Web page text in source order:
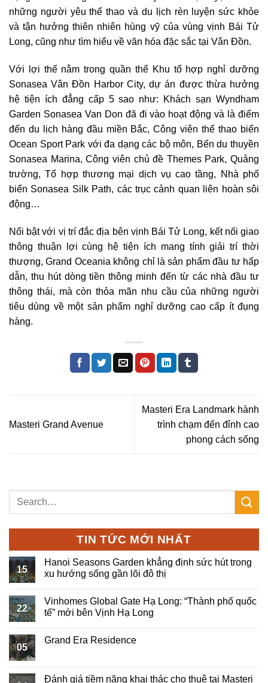
những người yêu thể thao và du lịch rèn luyện sức khỏe
và tận hưởng thiên nhiên hùng vỹ của vùng vịnh Bái Tử
Long, cũng như tìm hiểu về văn hóa đặc sắc tại Vân Đồn.
Với lợi thế nằm trong quần thể Khu tổ hợp nghỉ dưỡng
Sonasea Vân Đồn Harbor City, dự án được thừa hưởng
hệ tiện ích đẳng cấp 5 sao như: Khách sạn Wyndham
Garden Sonasea Van Don đã đi vào hoạt động và là điểm
đến du lịch hàng đầu miền Bắc, Công viên thể thao biển
Ocean Sport Park với đa dạng các bộ môn, Bến du thuyền
Sonasea Marina, Công viên chủ đề Themes Park, Quảng
trường, Tổ hợp thương mại dịch vụ cao tầng, Nhà phố
biển Sonasea Silk Path, các trục cảnh quan liên hoàn sôi
động…
Nổi bật với vị trí đắc địa bên vịnh Bái Tử Long, kết nối giao
thông thuận lợi cùng hệ tiện ích mang tính giải trí thời
thượng, Grand Oceania không chỉ là sản phẩm đầu tư hấp
dẫn, thu hút dòng tiền thông minh đến từ các nhà đầu tư
thông thái, mà còn thỏa mãn nhu cầu của những người
tiêu dùng về một sản phẩm nghỉ dưỡng cao cấp ít đụng
hàng.
Masteri Grand Avenue
Masteri Era Landmark hành
trình chạm đến đỉnh cao
phong cách sống
TIN TỨC MỚI NHẤT
15
Hanoi Seasons Garden khẳng định sức hút trong
xu hướng sống gần lõi đô thị
22
Vinhomes Global Gate Hạ Long: “Thành phố quốc
tế” mới bên Vịnh Hạ Long
05
Grand Era Residence
Đánh giá tiềm năng khai thác cho thuê tại Masteri